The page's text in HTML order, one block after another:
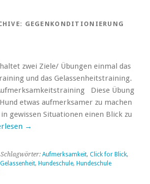
GEGENKONDITIONIERUNG
zwei Ziele/ Übungen einmal das
und das Gelassenheitstraining.
Diese Übung
etwas aufmerksamer zu machen
gewissen Situationen einen Blick zu
→
Aufmerksamkeit, Click for Blick,
Gelassenheit, Hundeschule, Hundeschule